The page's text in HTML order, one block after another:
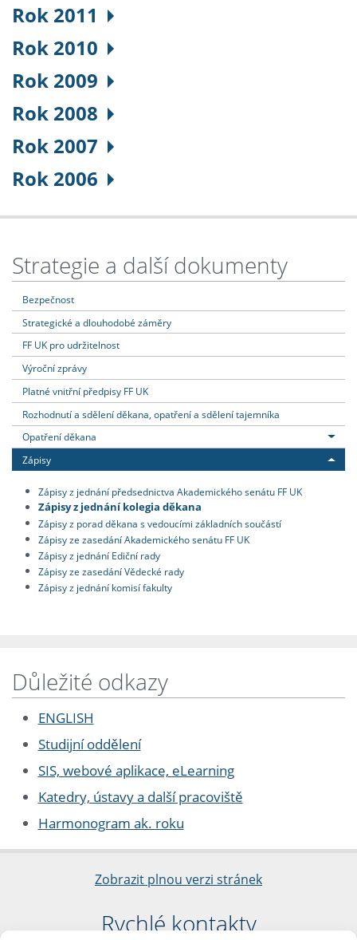
Rok 2011
Rok 2010
Rok 2009
Rok 2008
Rok 2007
Rok 2006
Strategie a další dokumenty
Bezpečnost
Strategické a dlouhodobé záměry
FF UK pro udržitelnost
Výroční zprávy
Platné vnitřní předpisy FF UK
Rozhodnutí a sdělení děkana, opatření a sdělení tajemníka
Opatření děkana
Zápisy
Zápisy z jednání předsednictva Akademického senátu FF UK
Zápisy z jednání kolegia děkana
Zápisy z porad děkana s vedoucími základních součástí
Zápisy ze zasedání Akademického senátu FF UK
Zápisy z jednání Ediční rady
Zápisy ze zasedání Vědecké rady
Zápisy z jednání komisí fakulty
Důležité odkazy
ENGLISH
Studijní oddělení
SIS, webové aplikace, eLearning
Katedry, ústavy a další pracoviště
Harmonogram ak. roku
Zobrazit plnou verzi stránek
Rychlé kontakty